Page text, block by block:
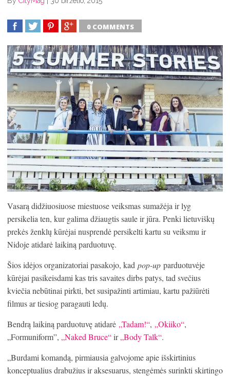
0 COMMENTS
Vasarą didžiuosiuose miestuose veiksmas sumažėja ir lyg
persikelia ten, kur galima džiaugtis saule ir jūra. Penki lietuviškų
prekės ženklų kūrėjai nusprendė persikelti kartu su veiksmu ir
Nidoje atidarė laikiną parduotuvę.
Šios idėjos organizatoriai pasakojo, kad pop-up parduotuvėje
kūrėjai pasikeisdami kas tris savaites dirbs patys, tad svečius
kviečia nebūtinai pirkti, bet susipažinti artimiau, kartu pažiūrėti
filmus ar tiesiog paragauti ledų.
Bendrą laikiną parduotuvę atidarė „Tadam!“, „Okiiko“,
„Formuniform”, „Naked Bruce“ir„Body Talk“.
„Burdami komandą, pirmiausia galvojome apie išskirtinius
konceptualius drabužius ir aksesuarus, stengėmės surinkti skirtingo